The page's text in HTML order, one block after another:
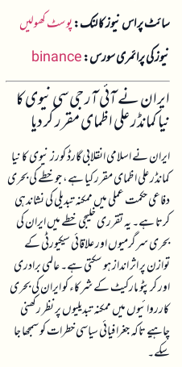
سائٹ پر اس نیوز کا لنک:پوسٹ کھولیں
نیوز کی پرائمری سورس:binance
ایران نے آئی آر جی سی نیوی کا
نیا کمانڈر علی اظمای مقرر کر دیا
ایران نے اسلامی انقلابی گارڈ کورز نیوی کا نیا
کمانڈر علی اظمای مقرر کیا ہے، جو خطے کی بحری
دفاعی حکمت عملی میں ممکنہ تبدیلی کی نشاندہی
کرتا ہے۔ یہ تقرری خلیجی خطے میں ایران کی
بحری سرگرمیوں اور علاقائی سیکیورٹی کے
توازن پر اثر انداز ہو سکتی ہے۔ عالمی برادری
اور کرپٹو مارکیٹ کے شرکاء کو ایران کی بحری
کارروائیوں میں ممکنہ تبدیلیوں پر نظر رکھنی
چاہیے تاکہ جغرافیائی سیاسی خطرات کو سمجھا جا
سکے۔